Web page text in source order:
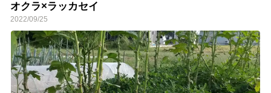
オクラ×ラッカセイ
2022/09/25